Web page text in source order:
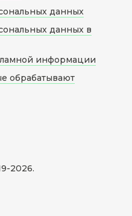
2026.
данных
данных в
информации
обрабатывают